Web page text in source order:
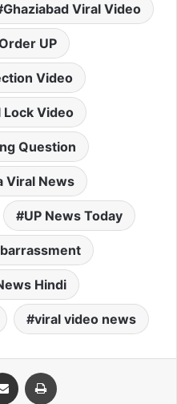
Ghaziabad Viral Video
UP
Video
Lock Video
Question
Viral News
UP News Today
Hindi
viral video news
Share via Email